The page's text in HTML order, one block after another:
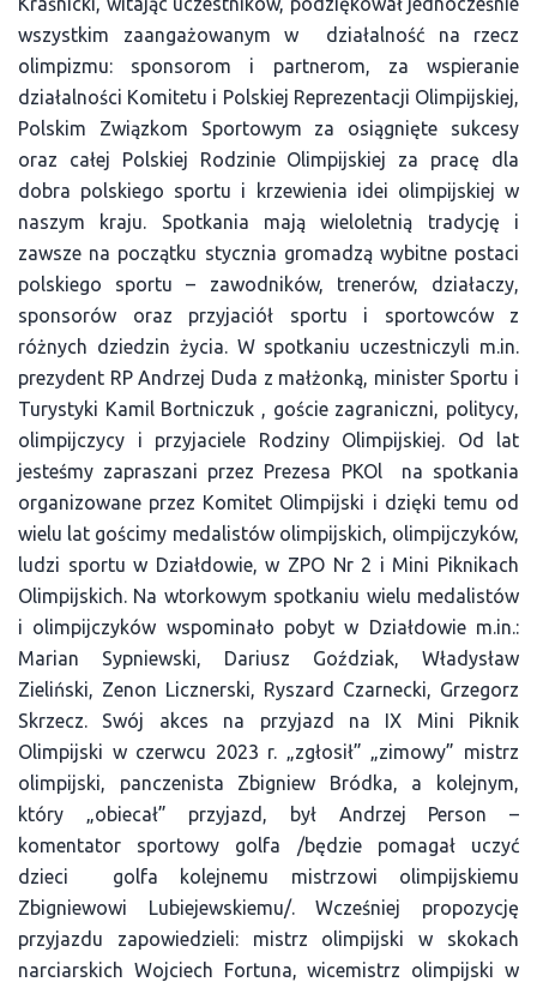
wszystkim zaangażowanym w działalność na rzecz
olimpizmu: sponsorom i partnerom, za wspieranie
działalności Komitetu i Polskiej Reprezentacji Olimpijskiej,
Polskim Związkom Sportowym za osiągnięte sukcesy
oraz całej Polskiej Rodzinie Olimpijskiej za pracę dla
dobra polskiego sportu i krzewienia idei olimpijskiej w
naszym kraju. Spotkania mają wieloletnią tradycję i
zawsze na początku stycznia gromadzą wybitne postaci
polskiego sportu – zawodników, trenerów, działaczy,
sponsorów oraz przyjaciół sportu i sportowców z
różnych dziedzin życia. W spotkaniu uczestniczyli m.in.
prezydent RP Andrzej Duda z małżonką, minister Sportu i
Turystyki Kamil Bortniczuk , goście zagraniczni, politycy,
olimpijczycy i przyjaciele Rodziny Olimpijskiej. Od lat
jesteśmy zapraszani przez Prezesa PKOl na spotkania
organizowane przez Komitet Olimpijski i dzięki temu od
wielu lat gościmy medalistów olimpijskich, olimpijczyków,
ludzi sportu w Działdowie, w ZPO Nr 2 i Mini Piknikach
Olimpijskich. Na wtorkowym spotkaniu wielu medalistów
i olimpijczyków wspominało pobyt w Działdowie m.in.:
Marian Sypniewski, Dariusz Goździak, Władysław
Zieliński, Zenon Licznerski, Ryszard Czarnecki, Grzegorz
Skrzecz. Swój akces na przyjazd na IX Mini Piknik
Olimpijski w czerwcu 2023 r. „zgłosił” „zimowy” mistrz
olimpijski, panczenista Zbigniew Bródka, a kolejnym,
który „obiecał” przyjazd, był Andrzej Person –
komentator sportowy golfa /będzie pomagał uczyć
dzieci golfa kolejnemu mistrzowi olimpijskiemu
Zbigniewowi Lubiejewskiemu/. Wcześniej propozycję
przyjazdu zapowiedzieli: mistrz olimpijski w skokach
narciarskich Wojciech Fortuna, wicemistrz olimpijski w